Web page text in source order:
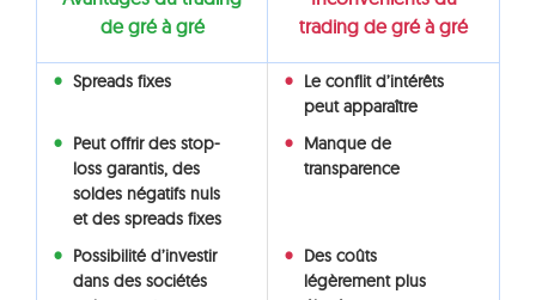
de gré à gré
trading de gré à gré
Spreads fixes
Le conflit d’intérêts
peut apparaître
Peut offrir des stop-
loss garantis, des
soldes négatifs nuls
et des spreads fixes
Manque de
transparence
Possibilité d’investir
dans des sociétés
Des coûts
légèrement plus